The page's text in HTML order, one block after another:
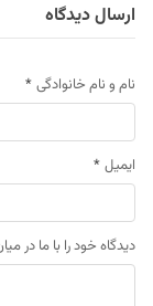
ارسال دیدگاه
نام و نام خانوادگی *
ایمیل *
دیدگاه خود را با ما در